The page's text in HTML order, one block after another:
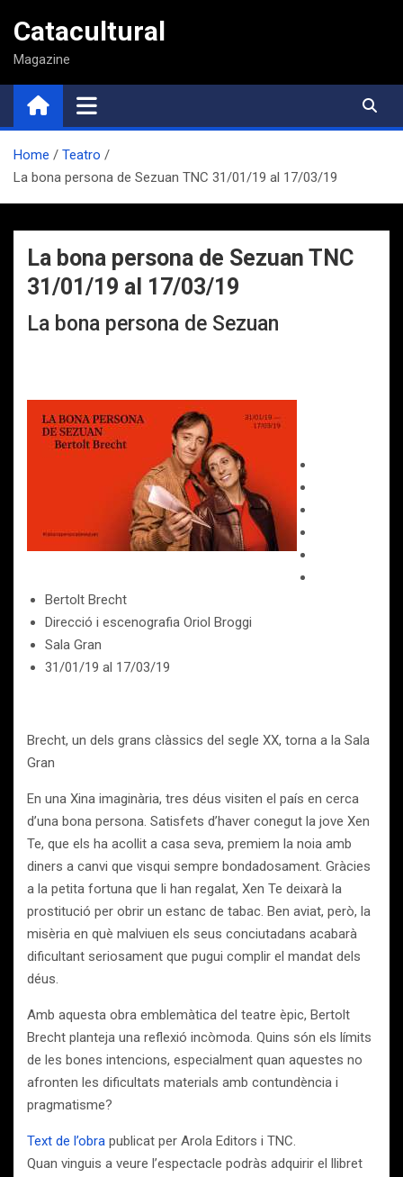
contenido
Catacultural
Magazine
Home
Teatro
La bona persona de Sezuan TNC 31/01/19 al 17/03/19
La bona persona de Sezuan TNC
31/01/19 al 17/03/19
La bona persona de Sezuan
Bertolt Brecht
Direcció i escenografia Oriol Broggi
Sala Gran
31/01/19 al 17/03/19
Brecht, un dels grans clàssics del segle XX, torna a la Sala
Gran
En una Xina imaginària, tres déus visiten el país en cerca
d’una bona persona. Satisfets d’haver conegut la jove Xen
Te, que els ha acollit a casa seva, premiem la noia amb
diners a canvi que visqui sempre bondadosament. Gràcies
a la petita fortuna que li han regalat, Xen Te deixarà la
prostitució per obrir un estanc de tabac. Ben aviat, però, la
misèria en què malviuen els seus conciutadans acabarà
dificultant seriosament que pugui complir el mandat dels
déus.
Amb aquesta obra emblemàtica del teatre èpic, Bertolt
Brecht planteja una reflexió incòmoda. Quins són els límits
de les bones intencions, especialment quan aquestes no
afronten les dificultats materials amb contundència i
pragmatisme?
Text de l’obra publicat per Arola Editors i TNC.
Quan vinguis a veure l’espectacle podràs adquirir el llibret